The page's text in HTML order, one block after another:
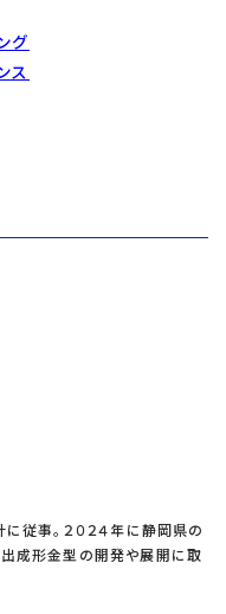
グ
ス
従事。２０２４年に静岡県の
成形金型の開発や展開に取